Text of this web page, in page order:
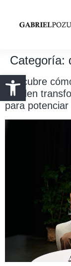
Categoría:
Descubre
pueden
para